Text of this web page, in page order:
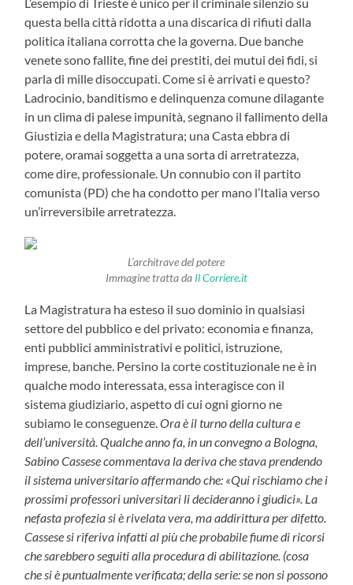
questa bella città ridotta a una discarica di rifiuti dalla
politica italiana corrotta che la governa. Due banche
venete sono fallite, fine dei prestiti, dei mutui dei fidi, si
parla di mille disoccupati. Come si è arrivati e questo?
Ladrocinio, banditismo e delinquenza comune dilagante
in un clima di palese impunità, segnano il fallimento della
Giustizia e della Magistratura; una Casta ebbra di
potere, oramai soggetta a una sorta di arretratezza,
come dire, professionale. Un connubio con il partito
comunista (PD) che ha condotto per mano l’Italia verso
un’irreversibile arretratezza.
L’architrave del potere
Immagine tratta da Il Corriere.it
La Magistratura ha esteso il suo dominio in qualsiasi
settore del pubblico e del privato: economia e finanza,
enti pubblici amministrativi e politici, istruzione,
imprese, banche. Persino la corte costituzionale ne è in
qualche modo interessata, essa interagisce con il
sistema giudiziario, aspetto di cui ogni giorno ne
subiamo le conseguenze.Ora è il turno della cultura e
dell’università. Qualche anno fa, in un convegno a Bologna,
Sabino Cassese commentava la deriva che stava prendendo
il sistema universitario affermando che: «Qui rischiamo che i
prossimi professori universitari li decideranno i giudici». La
nefasta profezia si è rivelata vera, ma addirittura per difetto.
Cassese si riferiva infatti al più che probabile fiume di ricorsi
che sarebbero seguiti alla procedura di abilitazione. (cosa
che si è puntualmente verificata; della serie: se non si possono